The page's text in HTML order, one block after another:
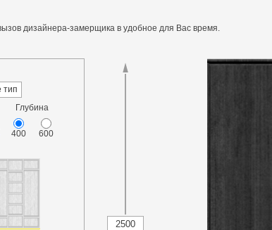
дизайнера-замерщика в удобное для Вас время.
тип
Глубина
400
600